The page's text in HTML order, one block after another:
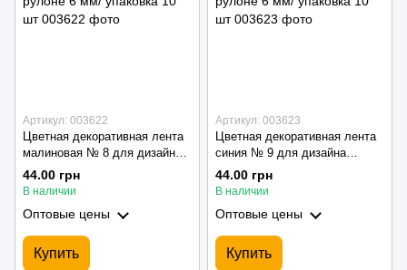
Артикул: 003622
Цветная декоративная лента
малиновая № 8 для дизайна
ногтей (зигзаг) в рулоне 6 мм/
упаковка 10 шт
44.00 грн
В наличии
Оптовые цены
Купить
Артикул: 003623
Цветная декоративная лента
синия № 9 для дизайна
ногтей (зигзаг) в рулоне 6 мм/
упаковка 10 шт
44.00 грн
В наличии
Оптовые цены
Купить